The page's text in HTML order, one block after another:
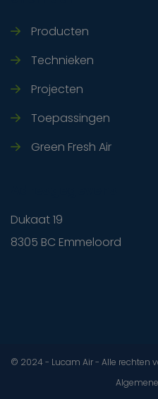
Producten
Technieken
Projecten
Toepassingen
Green Fresh Air
Dukaat 19
8305 BC Emmeloord
© 2024 - Lucam Air - Alle rechten